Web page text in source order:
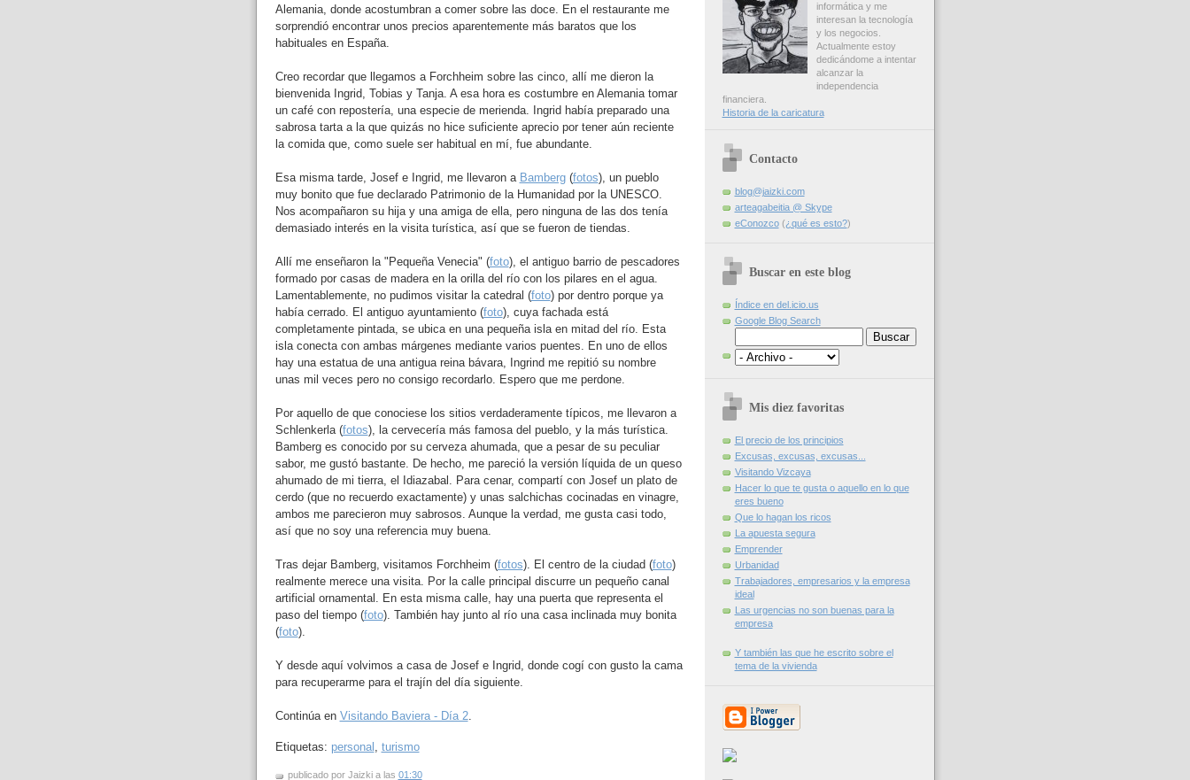
Alemania, donde acostumbran a comer sobre las doce. En el restaurante me
sorprendió encontrar unos precios aparentemente más baratos que los
habituales en España.
Creo recordar que llegamos a Forchheim sobre las cinco, allí me dieron la
bienvenida Ingrid, Tobias y Tanja. A esa hora es costumbre en Alemania tomar
un café con repostería, una especie de merienda. Ingrid había preparado una
sabrosa tarta a la que quizás no hice suficiente aprecio por tener aún reciente
la comida que, como suele ser habitual en mí, fue abundante.
Esa misma tarde, Josef e Ingrid, me llevaron a Bamberg(fotos), un pueblo
muy bonito que fue declarado Patrimonio de la Humanidad por la UNESCO.
Nos acompañaron su hija y una amiga de ella, pero ninguna de las dos tenía
demasiado interés en la visita turística, así que se fueron de tiendas.
Allí me enseñaron la "Pequeña Venecia" (foto), el antiguo barrio de pescadores
formado por casas de madera en la orilla del río con los pilares en el agua.
Lamentablemente, no pudimos visitar la catedral (foto) por dentro porque ya
había cerrado. El antiguo ayuntamiento (foto), cuya fachada está
completamente pintada, se ubica en una pequeña isla en mitad del río. Esta
isla conecta con ambas márgenes mediante varios puentes. En uno de ellos
hay una estatua de una antigua reina bávara, Ingrind me repitió su nombre
unas mil veces pero no consigo recordarlo. Espero que me perdone.
Por aquello de que conociese los sitios verdaderamente típicos, me llevaron a
Schlenkerla (fotos), la cervecería más famosa del pueblo, y la más turística.
Bamberg es conocido por su cerveza ahumada, que a pesar de su peculiar
sabor, me gustó bastante. De hecho, me pareció la versión líquida de un queso
ahumado de mi tierra, el Idiazabal. Para cenar, compartí con Josef un plato de
cerdo (que no recuerdo exactamente) y unas salchichas cocinadas en vinagre,
ambos me parecieron muy sabrosos. Aunque la verdad, me gusta casi todo,
así que no soy una referencia muy buena.
Tras dejar Bamberg, visitamos Forchheim (fotos). El centro de la ciudad (foto)
realmente merece una visita. Por la calle principal discurre un pequeño canal
artificial ornamental. En esta misma calle, hay una puerta que representa el
paso del tiempo (foto). También hay junto al río una casa inclinada muy bonita
(foto).
Y desde aquí volvimos a casa de Josef e Ingrid, donde cogí con gusto la cama
para recuperarme para el trajín del día siguiente.
Continúa en Visitando Baviera - Día 2.
Etiquetas: personal turismo
publicado por Jaizki a las 01:30
informática y me
interesan la tecnología
y los negocios.
Actualmente estoy
dedicándome a intentar
alcanzar la
independencia
financiera.
Historia de la caricatura
Contacto
blog@jaizki.com
arteagabeitia @ Skype
eConozco(¿qué es esto?)
Buscar en este blog
Índice en del.icio.us
Google Blog Search
Mis diez favoritas
El precio de los principios
Excusas, excusas, excusas...
Visitando Vizcaya
Hacer lo que te gusta o aquello en lo que
eres bueno
Que lo hagan los ricos
La apuesta segura
Emprender
Urbanidad
Trabajadores, empresarios y la empresa
ideal
Las urgencias no son buenas para la
empresa
Y también las que he escrito sobre el
tema de la vivienda